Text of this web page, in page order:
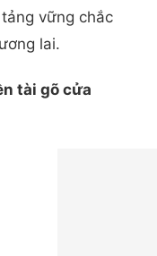
vững chắc
lai.
tài gõ cửa